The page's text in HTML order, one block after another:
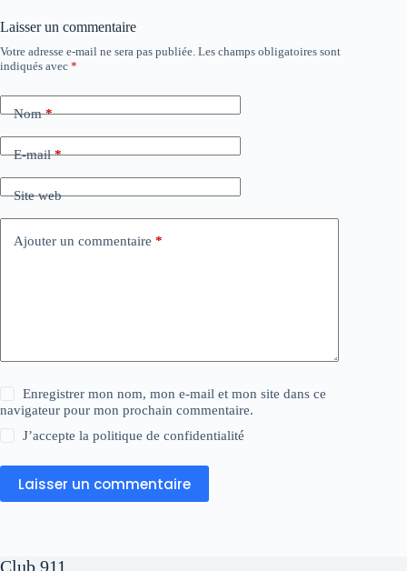
Laisser un commentaire
Votre adresse e-mail ne sera pas publiée. Les champs obligatoires sont
indiqués avec *
Nom*
E-mail*
Site web
Ajouter un commentaire *
Enregistrer mon nom, mon e-mail et mon site dans ce
navigateur pour mon prochain commentaire.
J’accepte lapolitique de confidentialité
Laisser un commentaire
Club 911